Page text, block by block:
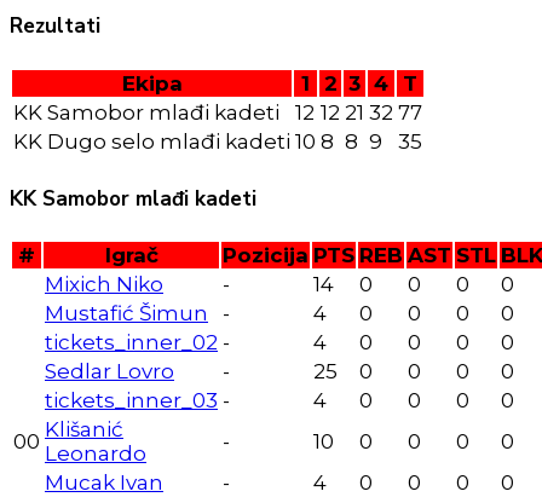
Rezultati
Ekipa 1 2 3 4
T
KK Samobor mlađi kadeti
12 12 21 32 77
KK Dugo selo mlađi kadeti 10 8 8 9 35
KK Samobor mlađi kadeti
# Igrač Pozicija PTS REB AST STL BLK
Mixich Niko
- 14 0 0 0
0
Mustafić Šimun
- 4 0 0 0
0
tickets_inner_02 - 4 0 0 0
0
Sedlar Lovro
- 25 0 0 0
0
tickets_inner_03 - 4 0 0 0
0
00 Klišanić
Leonardo
- 10 0 0 0
0
Mucak Ivan
- 4 0 0 0
0